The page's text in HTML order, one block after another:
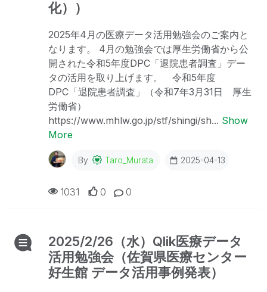
化））
2025年4月の医療データ活用勉強会のご案内と
なります。 4月の勉強会では厚生労働省から公
開された令和5年度DPC「退院患者調査」デー
タの活用を取り上げます。 令和5年度
DPC「退院患者調査」（令和7年3月31日 厚生
労働省）
https://www.mhlw.go.jp/stf/shingi/sh... Show
More
By Taro_Murata 2025-04-13
0
0
1031
2025/2/26（水）Qlik医療データ
活用勉強会（佐賀県医療センター
好生館 データ活用事例発表）